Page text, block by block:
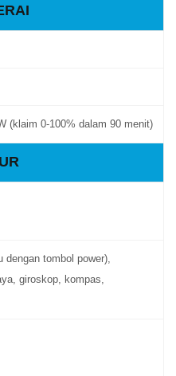
(klaim 0-100% dalam 90 menit)
dengan tombol power),
giroskop, kompas,